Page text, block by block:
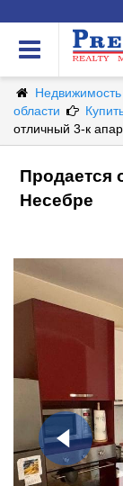
области
отличный 3-к
Продается
Несебре